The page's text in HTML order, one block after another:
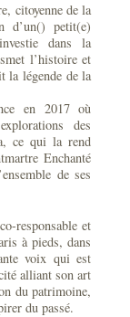
citoyenne de la
d’un() petit(e)
dans la
l’histoire et
la légende de la
en 2017 où
des
ce qui la rend
Enchanté
de ses
responsable et
à pieds, dans
voix qui est
alliant son art
du patrimoine,
du passé.